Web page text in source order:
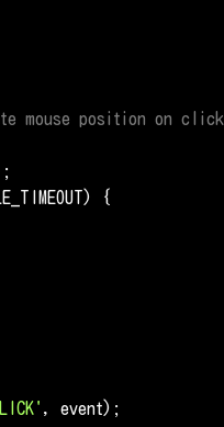
mouse position on click
{
, event);